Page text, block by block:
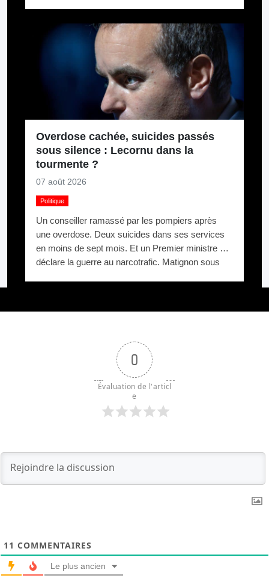
Overdose cachée, suicides passés
sous silence : Lecornu dans la
tourmente ?
07 août 2026
Politique
Un conseiller ramassé par les pompiers après
une overdose. Deux suicides dans ses services
en moins de sept mois. Et un Premier ministre qui
déclare la guerre au narcotrafic. Matignon sous
0
Évaluation de l'articl
e
11 COMMENTAIRES
Le plus ancien